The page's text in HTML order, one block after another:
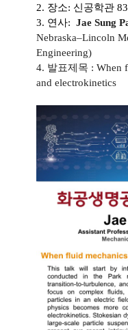
2. 장소: 신공학관
3. 연사: Jae Sung
Nebraska–Lincoln
Engineering)
4. 발표제목 : When
and electrokinetics